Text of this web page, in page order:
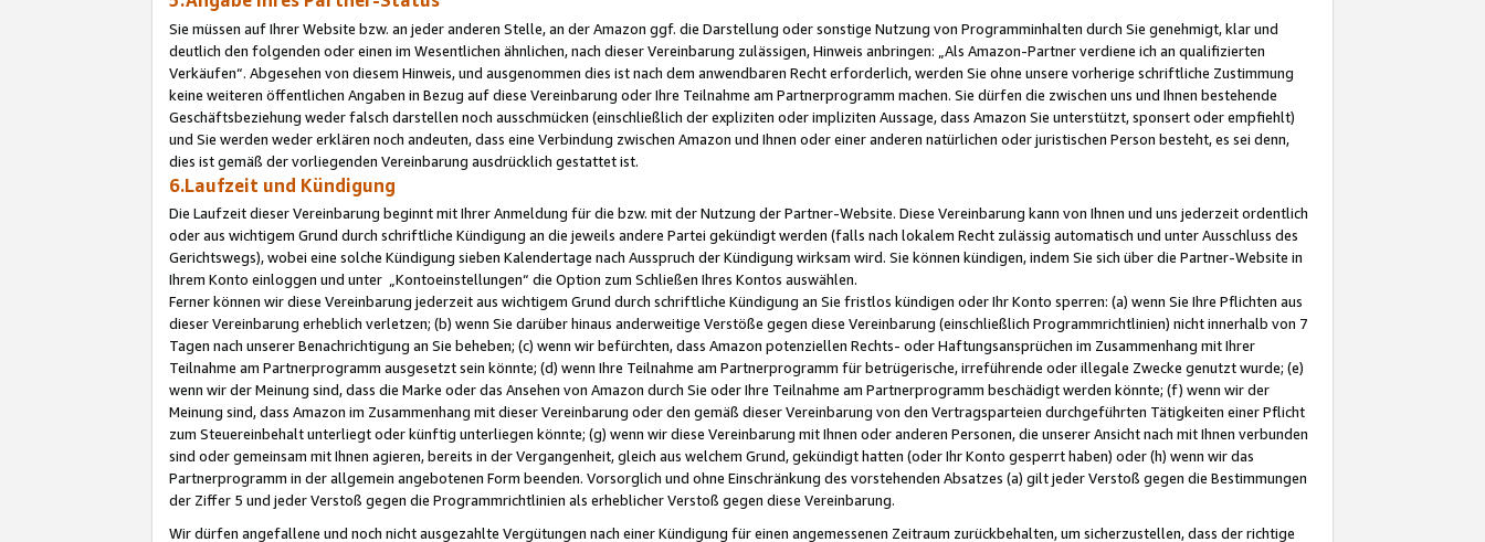
Sie müssen auf Ihrer Website bzw. an jeder anderen Stelle, an der Amazon ggf. die Darstellung oder sonstige Nutzung von Programminhalten durch Sie genehmigt, klar und
deutlich den folgenden oder einen im Wesentlichen ähnlichen, nach dieser Vereinbarung zulässigen, Hinweis anbringen: „Als Amazon-Partner verdiene ich an qualifizierten
Verkäufen“. Abgesehen von diesem Hinweis, und ausgenommen dies ist nach dem anwendbaren Recht erforderlich, werden Sie ohne unsere vorherige schriftliche Zustimmung
keine weiteren öffentlichen Angaben in Bezug auf diese Vereinbarung oder Ihre Teilnahme am Partnerprogramm machen. Sie dürfen die zwischen uns und Ihnen bestehende
Geschäftsbeziehung weder falsch darstellen noch ausschmücken (einschließlich der expliziten oder impliziten Aussage, dass Amazon Sie unterstützt, sponsert oder empfiehlt)
und Sie werden weder erklären noch andeuten, dass eine Verbindung zwischen Amazon und Ihnen oder einer anderen natürlichen oder juristischen Person besteht, es sei denn,
dies ist gemäß der vorliegenden Vereinbarung ausdrücklich gestattet ist.
6.Laufzeit und Kündigung
Die Laufzeit dieser Vereinbarung beginnt mit Ihrer Anmeldung für die bzw. mit der Nutzung der Partner-Website. Diese Vereinbarung kann von Ihnen und uns jederzeit ordentlich
oder aus wichtigem Grund durch schriftliche Kündigung an die jeweils andere Partei gekündigt werden (falls nach lokalem Recht zulässig automatisch und unter Ausschluss des
Gerichtswegs), wobei eine solche Kündigung sieben Kalendertage nach Ausspruch der Kündigung wirksam wird. Sie können kündigen, indem Sie sich über die Partner-Website in
Ihrem Konto einloggen und unter „Kontoeinstellungen“ die Option zum Schließen Ihres Kontos auswählen.
Ferner können wir diese Vereinbarung jederzeit aus wichtigem Grund durch schriftliche Kündigung an Sie fristlos kündigen oder Ihr Konto sperren: (a) wenn Sie Ihre Pflichten aus
dieser Vereinbarung erheblich verletzen; (b) wenn Sie darüber hinaus anderweitige Verstöße gegen diese Vereinbarung (einschließlich Programmrichtlinien) nicht innerhalb von 7
Tagen nach unserer Benachrichtigung an Sie beheben; (c) wenn wir befürchten, dass Amazon potenziellen Rechts- oder Haftungsansprüchen im Zusammenhang mit Ihrer
Teilnahme am Partnerprogramm ausgesetzt sein könnte; (d) wenn Ihre Teilnahme am Partnerprogramm für betrügerische, irreführende oder illegale Zwecke genutzt wurde; (e)
wenn wir der Meinung sind, dass die Marke oder das Ansehen von Amazon durch Sie oder Ihre Teilnahme am Partnerprogramm beschädigt werden könnte; (f) wenn wir der
Meinung sind, dass Amazon im Zusammenhang mit dieser Vereinbarung oder den gemäß dieser Vereinbarung von den Vertragsparteien durchgeführten Tätigkeiten einer Pflicht
zum Steuereinbehalt unterliegt oder künftig unterliegen könnte; (g) wenn wir diese Vereinbarung mit Ihnen oder anderen Personen, die unserer Ansicht nach mit Ihnen verbunden
sind oder gemeinsam mit Ihnen agieren, bereits in der Vergangenheit, gleich aus welchem Grund, gekündigt hatten (oder Ihr Konto gesperrt haben) oder (h) wenn wir das
Partnerprogramm in der allgemein angebotenen Form beenden. Vorsorglich und ohne Einschränkung des vorstehenden Absatzes (a) gilt jeder Verstoß gegen die Bestimmungen
der Ziffer 5 und jeder Verstoß gegen die Programmrichtlinien als erheblicher Verstoß gegen diese Vereinbarung.
Wir dürfen angefallene und noch nicht ausgezahlte Vergütungen nach einer Kündigung für einen angemessenen Zeitraum zurückbehalten, um sicherzustellen, dass der richtige